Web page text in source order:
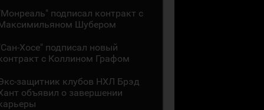
подписал контракт с
Шубером
Хосе" подписал новый
с Коллином Графом
защитник клубов НХЛ Брэд
объявил о завершении